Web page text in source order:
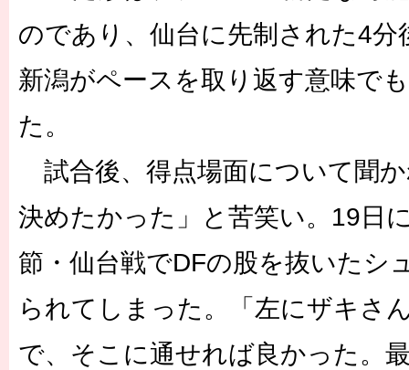
のであり、仙台に先制された4
新潟がペースを取り返す意味で
た。
試合後、得点場面について聞
決めたかった」と苦笑い。19日
節・仙台戦でDFの股を抜いたシ
られてしまった。「左にザキさ
で、そこに通せれば良かった。